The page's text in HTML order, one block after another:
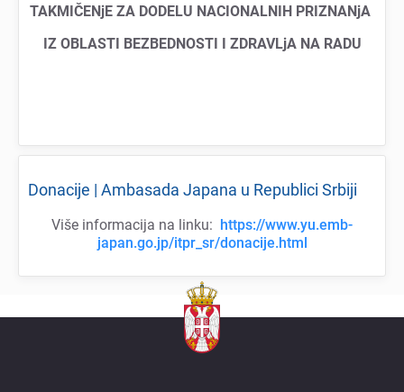
TAKMIČENjE ZA DODELU NACIONALNIH PRIZNANjA
IZ OBLASTI BEZBEDNOSTI I ZDRAVLjA NA RADU
Donacijе | Ambasada Japana u Rеpublici Srbiji
Višе informacija na linku: https://www.yu.emb-
japan.go.jp/itpr_sr/donacije.html